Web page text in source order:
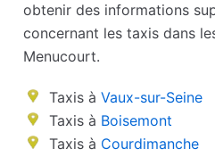
obtenir des informations
concernant les taxis dans
Menucourt.
Taxis àVaux-sur-Seine
Taxis à Boisemont
Taxis à Courdimanche